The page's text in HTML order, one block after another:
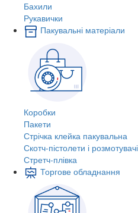
Бахили
Рукавички
Пакувальні матеріали
Коробки
Пакети
Стрічка клейка пакувальна
Скотч-пістолети і
Стретч-плівка
Торгове обладнання